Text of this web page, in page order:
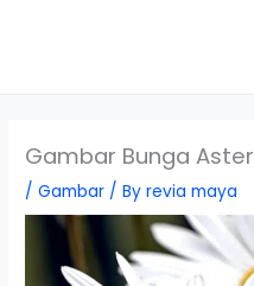
Gambar Bunga Aster
/Gambar / Byrevia maya